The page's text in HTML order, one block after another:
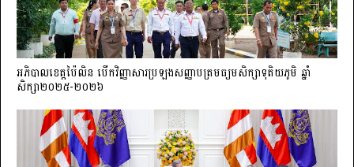
អភិបាលខេត្តប៉ៃលិន បើកវិញ្ញាសារប្រឡងសញ្ញាបត្រមធ្យមសិក្សាទុតិយភូមិ ឆ្នាំ
សិក្សា២០២៥-២០២៦